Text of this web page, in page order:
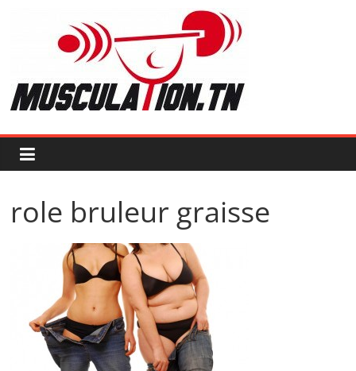
Musculation.tn
Pour
avoir
des
muscles
role bruleur graisse